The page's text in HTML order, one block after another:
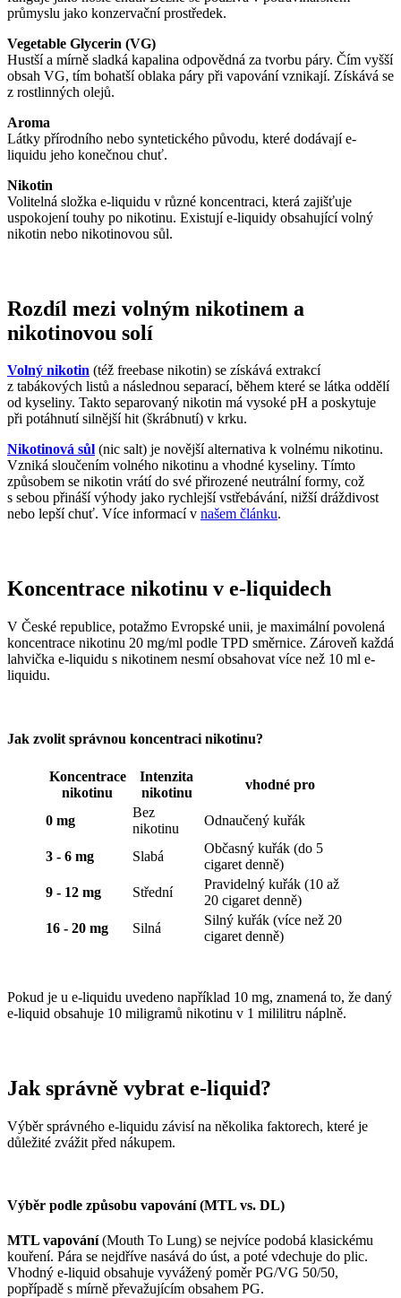
průmyslu jako konzervační prostředek.
Vegetable Glycerin (VG)
Hustší a mírně sladká kapalina odpovědná za tvorbu páry. Čím vyšší
obsah VG, tím bohatší oblaka páry při vapování vznikají. Získává se
z rostlinných olejů.
Aroma
Látky přírodního nebo syntetického původu, které dodávají e-
liquidu jeho konečnou chuť.
Nikotin
Volitelná složka e-liquidu v různé koncentraci, která zajišťuje
uspokojení touhy po nikotinu. Existují e-liquidy obsahující volný
nikotin nebo nikotinovou sůl.
Rozdíl mezi volným nikotinem a
nikotinovou solí
Volný nikotin (též freebase nikotin) se získává extrakcí
z tabákových listů a následnou separací, během které se látka oddělí
od kyseliny. Takto separovaný nikotin má vysoké pH a poskytuje
při potáhnutí silnější hit (škrábnutí) v krku.
Nikotinová sůl (nic salt) je novější alternativa k volnému nikotinu.
Vzniká sloučením volného nikotinu a vhodné kyseliny. Tímto
způsobem se nikotin vrátí do své přirozené neutrální formy, což
s sebou přináší výhody jako rychlejší vstřebávání, nižší dráždivost
nebo lepší chuť. Více informací v našem článku.
Koncentrace nikotinu v e-liquidech
V České republice, potažmo Evropské unii, je maximální povolená
koncentrace nikotinu 20 mg/ml podle TPD směrnice. Zároveň každá
lahvička e-liquidu s nikotinem nesmí obsahovat více než 10 ml e-
liquidu.
Jak zvolit správnou koncentraci nikotinu?
Koncentrace
nikotinu
Intenzita
nikotinu
vhodné pro
0 mg
Bez
nikotinu
Odnaučený kuřák
3 - 6 mg Slabá
Občasný kuřák (do 5
cigaret denně)
9 - 12 mg
Střední
Pravidelný kuřák (10 až
20 cigaret denně)
16 - 20 mg
Silná
Silný kuřák (více než 20
cigaret denně)
Pokud je u e-liquidu uvedeno například 10 mg, znamená to, že daný
e-liquid obsahuje 10 miligramů nikotinu v 1 mililitru náplně.
Jak správně vybrat e-liquid?
Výběr správného e-liquidu závisí na několika faktorech, které je
důležité zvážit před nákupem.
Výběr podle způsobu vapování (MTL vs. DL)
MTL vapování(Mouth To Lung) se nejvíce podobá klasickému
kouření. Pára se nejdříve nasává do úst, a poté vdechuje do plic.
Vhodný e-liquid obsahuje vyvážený poměr PG/VG 50/50,
popřípadě s mírně převažujícím obsahem PG.